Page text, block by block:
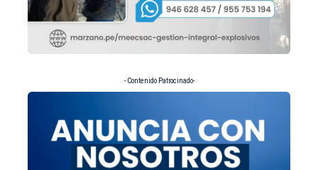
- Contenido Patrocinado-